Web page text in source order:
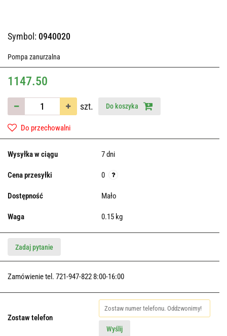
Symbol: 0940020
Pompa zanurzalna
1147.50
szt. Do koszyka
Do przechowalni
Wysyłka w ciągu 7 dni
Cena przesyłki 0
Dostępność Mało
Waga 0.15 kg
Zadaj pytanie
Zamówienie tel. 721-947-822 8:00-16:00
Zostaw telefon
Wyślij